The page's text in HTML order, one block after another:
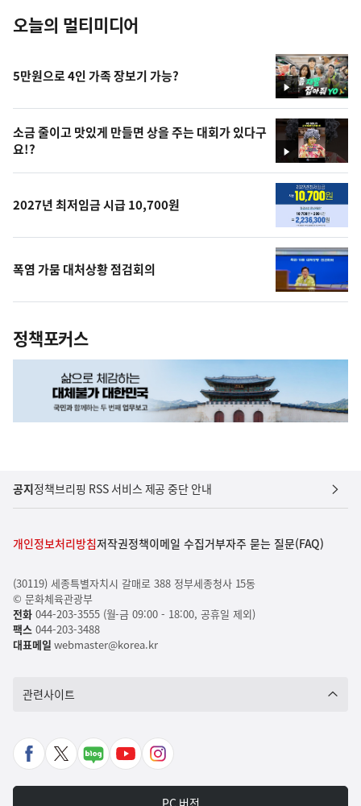
오늘의 멀티미디어
영
상
5만원으로 4인 가족 장보기 가능?
영
상
소금 줄이고 맛있게 만들면 상을 주는 대회가 있다구
요!?
2027년 최저임금 시급 10,700원
폭염 가뭄 대처상황 점검회의
정책포커스
공지정책브리핑 RSS 서비스 제공 중단 안내
개인정보처리방침저작권정책이메일 수집거부자주 묻는 질문(FAQ)
(30119) 세종특별자치시 갈매로 388 정부세종청사 15동
© 문화체육관광부
전화044-203-3555 (월-금 09:00 - 18:00, 공휴일 제외)
팩스 044-203-3488
대표메일 webmaster@korea.kr
관련사이트
페
X
네
유
인
타
PC 버전